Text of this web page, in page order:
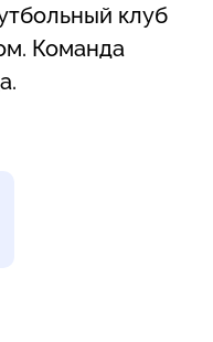
клуб
Команда